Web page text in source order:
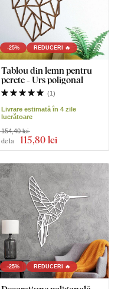
-25% REDUCERI 🔥
Tablou din lemn pentru
perete - Urs poligonal
(1)
Livrare estimată în 4 zile
lucrătoare
de la 115,80 lei
154,40 lei
-25% REDUCERI 🔥